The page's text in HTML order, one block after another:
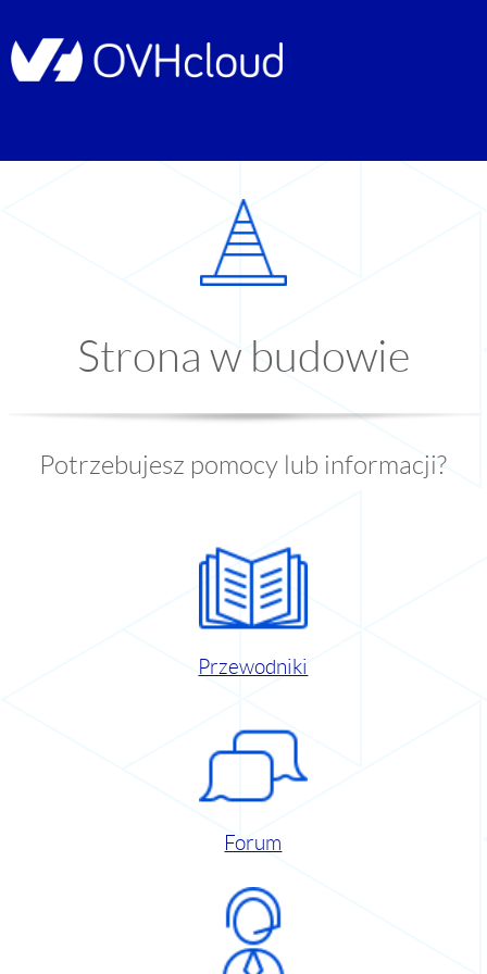
Strona w budowie
Potrzebujesz pomocy lub informacji?
Przewodniki
Forum